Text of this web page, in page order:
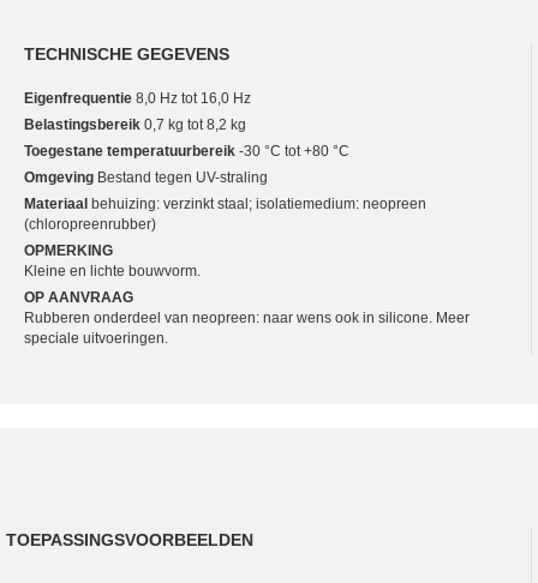
TECHNISCHE GEGEVENS
Eigenfrequentie 8,0 Hz tot 16,0 Hz
Belastingsbereik 0,7 kg tot 8,2 kg
Toegestane temperatuurbereik -30 °C tot +80 °C
Omgeving Bestand tegen UV-straling
Materiaal behuizing: verzinkt staal; isolatiemedium: neopreen
(chloropreenrubber)
OPMERKING
Kleine en lichte bouwvorm.
OP AANVRAAG
Rubberen onderdeel van neopreen: naar wens ook in silicone. Meer
speciale uitvoeringen.
TOEPASSINGSVOORBEELDEN